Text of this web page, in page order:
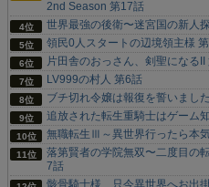
2nd Season 第17話
世界最強の後衛〜迷宮国の新人
領民0人スタートの辺境領主様
片田舎のおっさん、剣聖になるII
LV999の村人 第6話
ブチ切れ令嬢は報復を誓いまし
追放された転生重騎士はゲーム
無職転生Ⅲ～異世界行ったら本
落第賢者の学院無双〜二度目の
7話
骸骨騎士様、只今異世界へお出